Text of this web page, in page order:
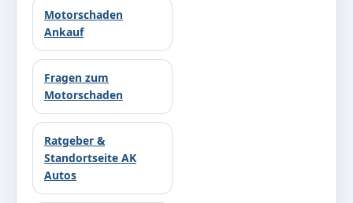
Motorschaden
Ankauf
Fragen zum
Motorschaden
Ratgeber &
Standortseite AK
Autos